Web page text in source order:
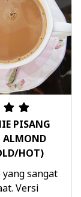
PISANG
ALMOND
HOT)
sangat
Versi